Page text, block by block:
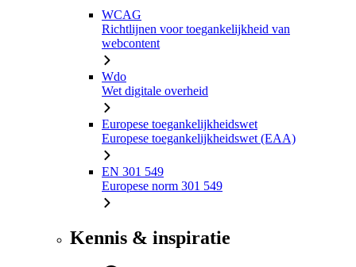
WCAG
Richtlijnen voor toegankelijkheid van
webcontent
Wdo
Wet digitale overheid
Europese toegankelijkheidswet
Europese toegankelijkheidswet (EAA)
EN 301 549
Europese norm 301 549
Kennis & inspiratie